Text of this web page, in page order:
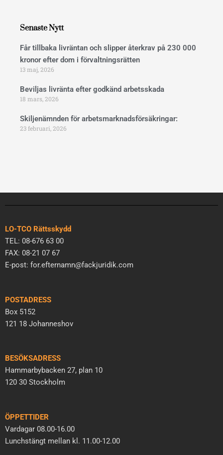
k
i
n
Senaste Nytt
Får tillbaka livräntan och slipper återkrav på 230 000
kronor efter dom i förvaltningsrätten
13 maj, 2026
Beviljas livränta efter godkänd arbetsskada
18 mars, 2026
Skiljenämnden för arbetsmarknadsförsäkringar:
23 februari, 2026
LO-TCO Rättsskydd
TEL: 08-676 63 00
FAX: 08-21 07 67
E-post: for.efternamn@fackjuridik.com
POSTADRESS
Box 5152
121 18 Johanneshov
BESÖKSADRESS
Hammarbybacken 27, plan 10
120 30 Stockholm
ÖPPETTIDER
Vardagar 08.00-16.00
Lunchstängt mellan kl. 11.00-12.00